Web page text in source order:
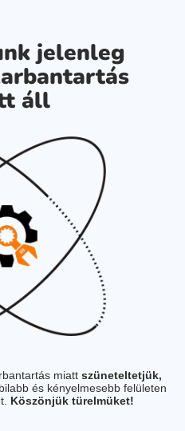
jelenleg
áll
miatt szüneteltetjük,
és kényelmesebb felületen
Köszönjük türelmüket!